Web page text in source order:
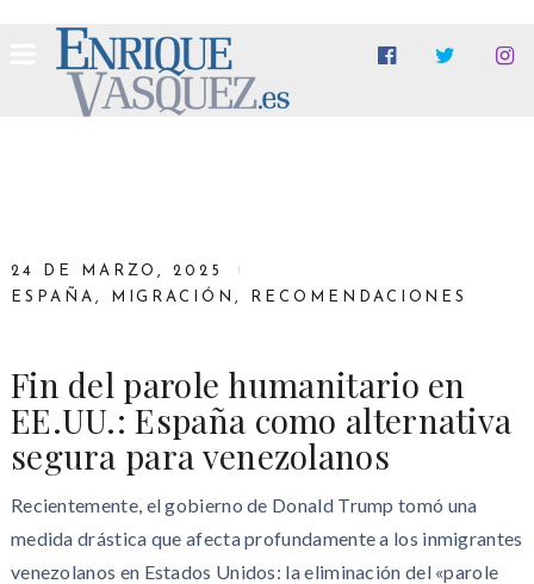
24 DE MARZO, 2025
ESPAÑA , MIGRACIÓN, RECOMENDACIONES
Fin del parole humanitario en
EE.UU.: España como alternativa
segura para venezolanos
Recientemente, el gobierno de Donald Trump tomó una
medida drástica que afecta profundamente a los inmigrantes
venezolanos en Estados Unidos: la eliminación del «parole